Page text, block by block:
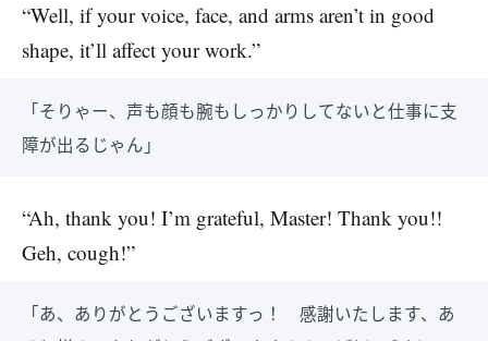
“Well, if your voice, face, and arms aren’t in good
shape, it’ll affect your work.”
「そりゃー、声も顔も腕もしっかりしてないと仕事に支
障が出るじゃん」
“Ah, thank you! I’m grateful, Master! Thank you!!
Geh, cough!”
「あ、ありがとうございますっ！ 感謝いたします、あ